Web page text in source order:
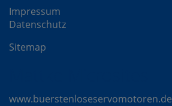
Impressum
Datenschutz
Sitemap
www.buerstenloseservomotoren.de